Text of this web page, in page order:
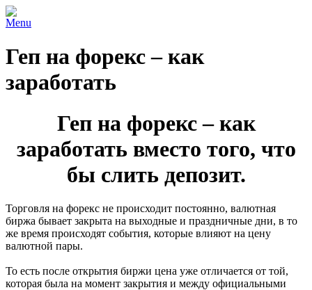
Menu
Геп на форекс – как
заработать
Геп на форекс – как
заработать вместо того, что
бы слить депозит.
Торговля на форекс не происходит постоянно, валютная
биржа бывает закрыта на выходные и праздничные дни, в то
же время происходят события, которые влияют на цену
валютной пары.
То есть после открытия биржи цена уже отличается от той,
которая была на момент закрытия и между официальными